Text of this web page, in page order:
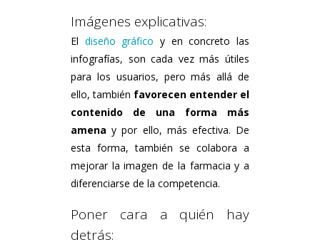
Imágenes explicativas:
El diseño gráfico y en concreto las
infografías, son cada vez más útiles
para los usuarios, pero más allá de
ello, también favorecen entender el
contenido de una forma más
amena y por ello, más efectiva. De
esta forma, también se colabora a
mejorar la imagen de la farmacia y a
diferenciarse de la competencia.
Poner cara a quién hay
detrás: